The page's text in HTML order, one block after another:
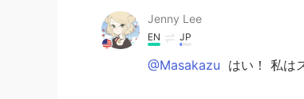
Jenny Lee
EN JP
@Masakazu はい！ 私は